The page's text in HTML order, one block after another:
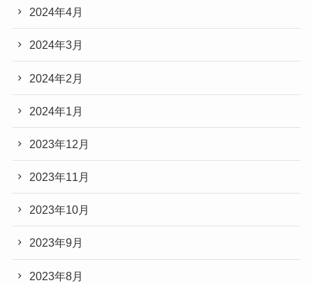
2024年4月
2024年3月
2024年2月
2024年1月
2023年12月
2023年11月
2023年10月
2023年9月
2023年8月